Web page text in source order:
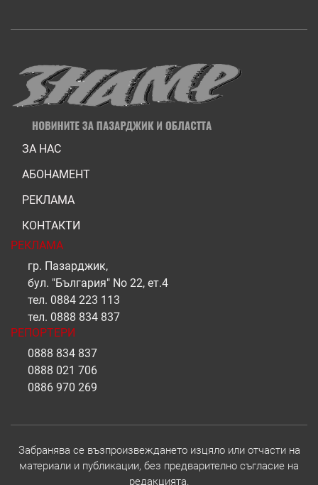
ЗА НАС
АБОНАМЕНТ
РЕКЛАМА
КОНТАКТИ
РЕКЛАМА
гр. Пазарджик,
бул. "България" No 22, ет.4
тел. 0884 223 113
тел. 0888 834 837
РЕПОРТЕРИ
0888 834 837
0888 021 706
0886 970 269
Забранява се възпроизвеждането изцяло или отчасти на
материали и публикации, без предварително съгласие на
редакцията.